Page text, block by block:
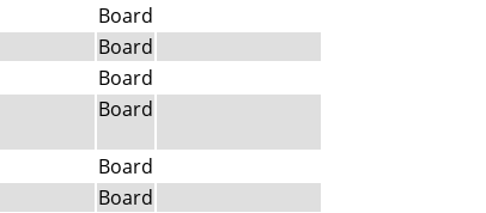
Board
Board
Board
Board
Board
Board